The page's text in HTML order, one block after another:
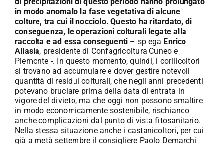
di precipitazioni di questo periodo hanno prolungato
in modo anomalo la fase vegetativa di alcune
colture, tra cui il nocciolo. Questo ha ritardato, di
conseguenza, le operazioni colturali legate alla
raccolta e ad essa conseguenti – spiega Enrico
Allasia, presidente di Confagricoltura Cuneo e
Piemonte -. In questo momento, quindi, i corilicoltori
si trovano ad accumulare e dover gestire notevoli
quantità di residui colturali, che negli anni precedenti
potevano bruciare prima della data di entrata in
vigore del divieto, ma che oggi non possono smaltire
in modo economicamente sostenibile, rischiando
anche complicazioni dal punto di vista fitosanitario.
Nella stessa situazione anche i castanicoltori, per cui
già a metà settembre il consigliere Paolo Demarchi